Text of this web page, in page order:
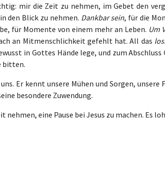
mir die Zeit zu nehmen, im Gebet den
den Blick zu nehmen. Dankbar sein, für die
für Momente von einem mehr an Leben. Um
an Mitmenschlichkeit gefehlt hat. All das
in Gottes Hände lege, und zum Abschluss
bitten.
Er kennt unsere Mühen und Sorgen, unsere
besondere Zuwendung.
nehmen, eine Pause bei Jesus zu machen. Es